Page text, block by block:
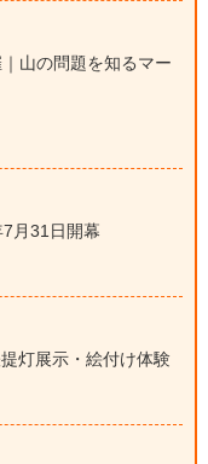
山の問題を知るマー
月31日開幕
灯展示・絵付け体験